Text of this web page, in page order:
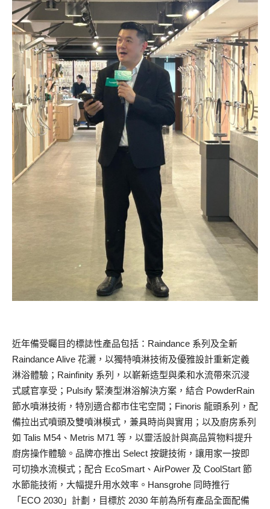
近年備受矚目的標誌性產品包括：Raindance 系列及全新
Raindance Alive 花灑，以獨特噴淋技術及優雅設計重新定義
淋浴體驗；Rainfinity 系列，以嶄新造型與柔和水流帶來沉浸
式感官享受；Pulsify 緊湊型淋浴解決方案，結合 PowderRain
節水噴淋技術，特別適合都市住宅空間；Finoris 龍頭系列，配
備拉出式噴頭及雙噴淋模式，兼具時尚與實用；以及廚房系列
如 Talis M54、Metris M71 等，以靈活設計與高品質物料提升
廚房操作體驗。品牌亦推出 Select 按鍵技術，讓用家一按即
可切換水流模式；配合 EcoSmart、AirPower 及 CoolStart 節
水節能技術，大幅提升用水效率。Hansgrohe 同時推行
「ECO 2030」計劃，目標於 2030 年前為所有產品全面配備